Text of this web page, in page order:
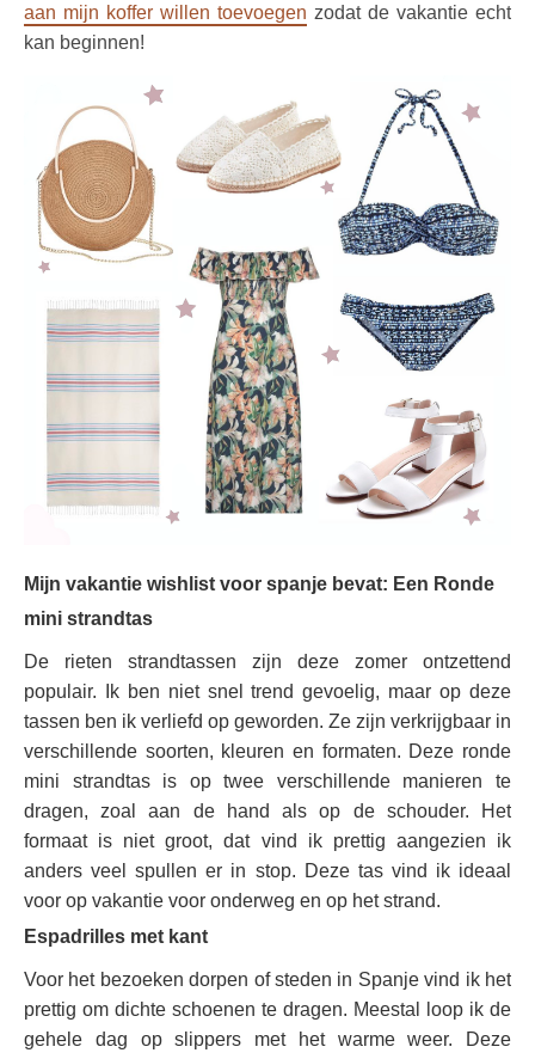
aan mijn koffer willen toevoegen zodat de vakantie echt
kan beginnen!
Mijn vakantie wishlist voor spanje bevat: Een Ronde
mini strandtas
De rieten strandtassen zijn deze zomer ontzettend
populair. Ik ben niet snel trend gevoelig, maar op deze
tassen ben ik verliefd op geworden. Ze zijn verkrijgbaar in
verschillende soorten, kleuren en formaten. Deze ronde
mini strandtas is op twee verschillende manieren te
dragen, zoal aan de hand als op de schouder. Het
formaat is niet groot, dat vind ik prettig aangezien ik
anders veel spullen er in stop. Deze tas vind ik ideaal
voor op vakantie voor onderweg en op het strand.
Espadrilles met kant
Voor het bezoeken dorpen of steden in Spanje vind ik het
prettig om dichte schoenen te dragen. Meestal loop ik de
gehele dag op slippers met het warme weer. Deze